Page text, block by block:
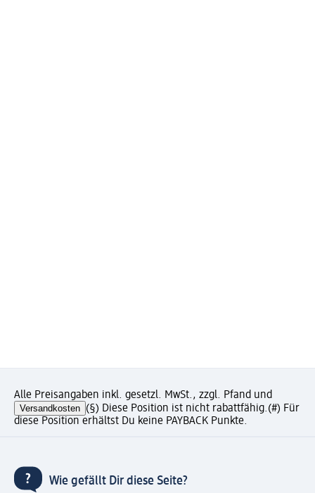
Alle Preisangaben inkl. gesetzl. MwSt., zzgl. Pfand und
Versandkosten (§) Diese Position ist nicht rabattfähig.(#) Für
diese Position erhältst Du keine PAYBACK Punkte.
Wie gefällt Dir diese Seite?